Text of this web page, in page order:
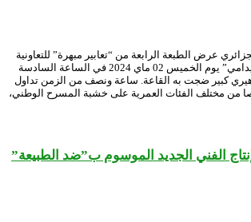
عرض الطبعة الرابعة من “تعابير مبهرة” للتعاونية
الثقافية والفنية “نوارة إيدامي” يوم الخميس 02 ماي 2024 في الساعة السادسة
كبير ضجت به القاعة. ساعة ونصف من الزمن تداول
من مختلف الفئات العمرية على خشبة المسرح الوطني،
الفني الجديد الموسوم ب”ضد الطبيعة”